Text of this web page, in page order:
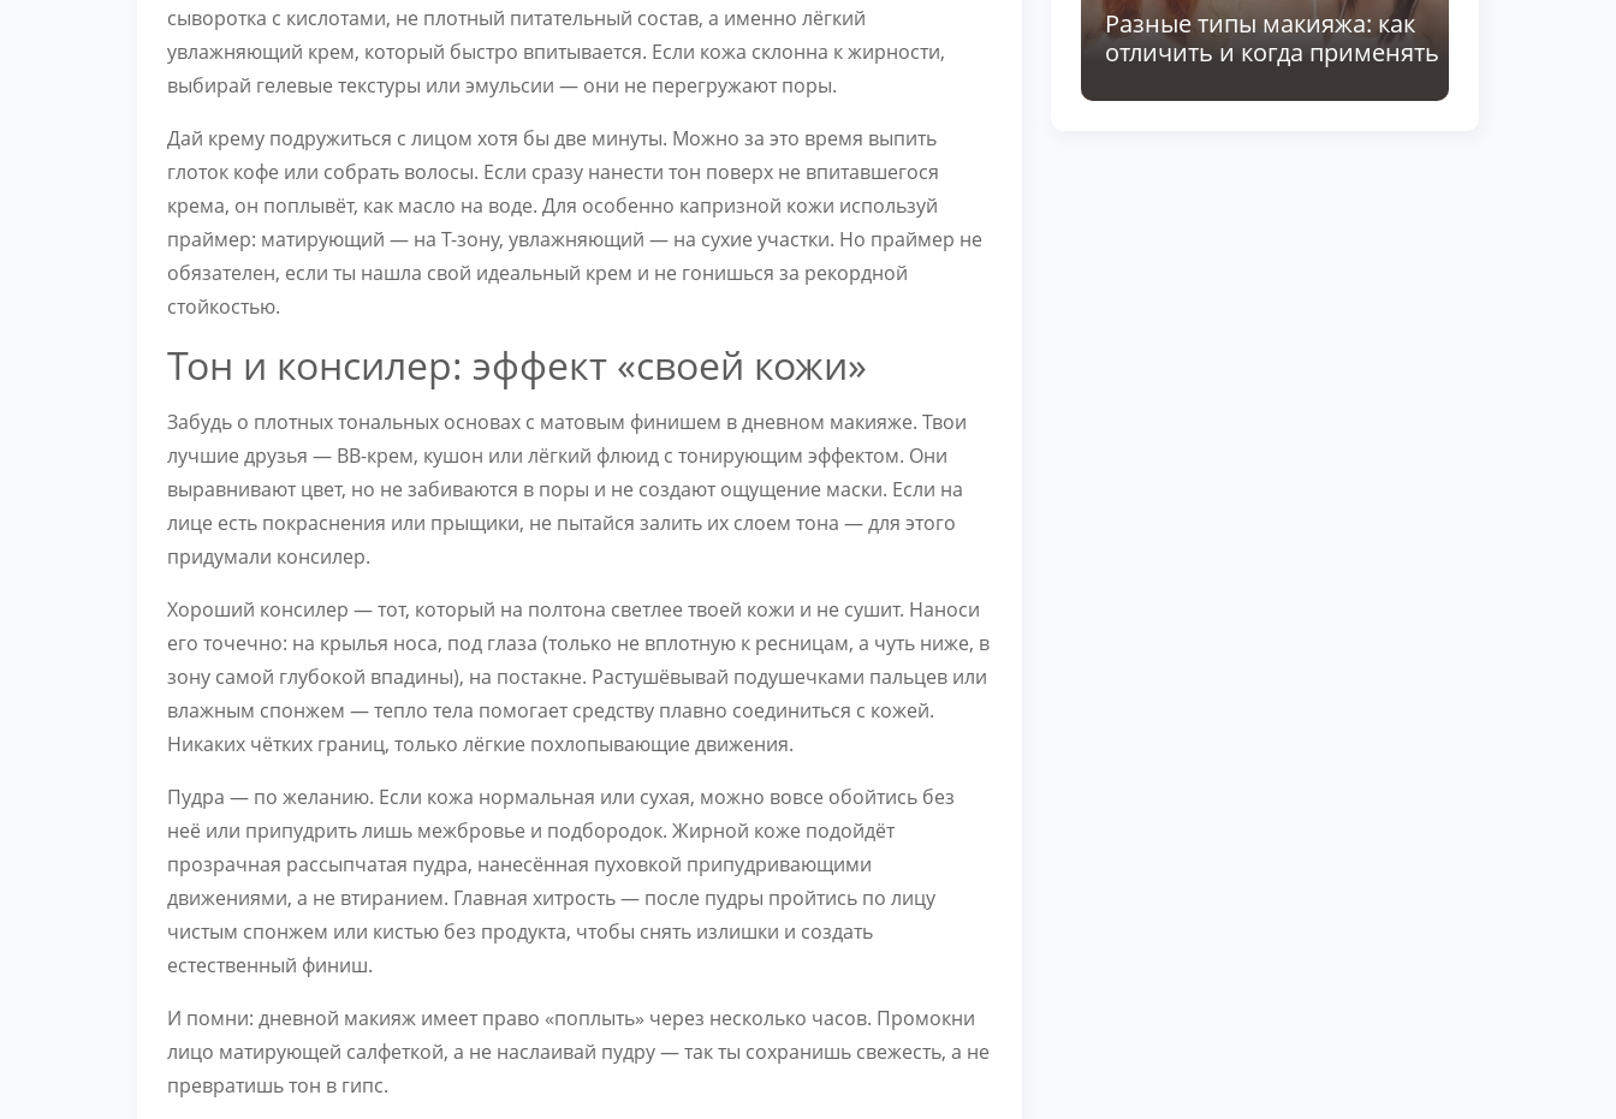
сыворотка с кислотами, не плотный питательный состав, а именно лёгкий
увлажняющий крем, который быстро впитывается. Если кожа склонна к жирности,
выбирай гелевые текстуры или эмульсии — они не перегружают поры.
Дай крему подружиться с лицом хотя бы две минуты. Можно за это время выпить
глоток кофе или собрать волосы. Если сразу нанести тон поверх не впитавшегося
крема, он поплывёт, как масло на воде. Для особенно капризной кожи используй
праймер: матирующий — на Т-зону, увлажняющий — на сухие участки. Но праймер не
обязателен, если ты нашла свой идеальный крем и не гонишься за рекордной
стойкостью.
Тон и консилер: эффект «своей кожи»
Забудь о плотных тональных основах с матовым финишем в дневном макияже. Твои
лучшие друзья — BB-крем, кушон или лёгкий флюид с тонирующим эффектом. Они
выравнивают цвет, но не забиваются в поры и не создают ощущение маски. Если на
лице есть покраснения или прыщики, не пытайся залить их слоем тона — для этого
придумали консилер.
Хороший консилер — тот, который на полтона светлее твоей кожи и не сушит. Наноси
его точечно: на крылья носа, под глаза (только не вплотную к ресницам, а чуть ниже, в
зону самой глубокой впадины), на постакне. Растушёвывай подушечками пальцев или
влажным спонжем — тепло тела помогает средству плавно соединиться с кожей.
Никаких чётких границ, только лёгкие похлопывающие движения.
Пудра — по желанию. Если кожа нормальная или сухая, можно вовсе обойтись без
неё или припудрить лишь межбровье и подбородок. Жирной коже подойдёт
прозрачная рассыпчатая пудра, нанесённая пуховкой припудривающими
движениями, а не втиранием. Главная хитрость — после пудры пройтись по лицу
чистым спонжем или кистью без продукта, чтобы снять излишки и создать
естественный финиш.
И помни: дневной макияж имеет право «поплыть» через несколько часов. Промокни
лицо матирующей салфеткой, а не наслаивай пудру — так ты сохранишь свежесть, а не
превратишь тон в гипс.
Разные типы макияжа: как
отличить и когда применять